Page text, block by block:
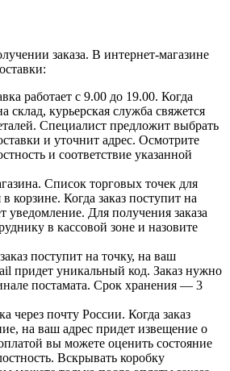
заказа. В интернет-магазине
работает с 9.00 до 19.00. Когда
склад, курьерская служба свяжется
Специалист предложит выбрать
и уточнит адрес. Осмотрите
и соответствие указанной
Список торговых точек для
корзине. Когда заказ поступит на
уведомление. Для получения заказа
в кассовой зоне и назовите
поступит на точку, на ваш
придет уникальный код. Заказ нужно
постамата. Срок хранения — 3
через почту России. Когда заказ
на ваш адрес придет извещение о
вы можете оценить состояние
Вскрывать коробку